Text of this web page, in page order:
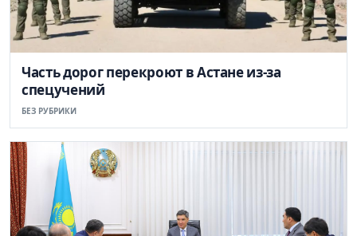
Часть дорог перекроют в Астане из-за
спецучений
БЕЗ РУБРИКИ